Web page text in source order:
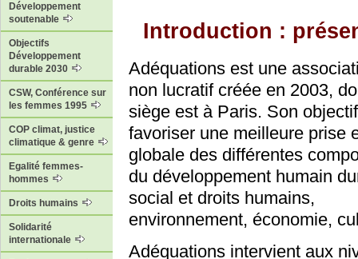
Développement
soutenable
Objectifs
Développement
durable 2030
CSW, Conférence sur
les femmes 1995
COP climat, justice
climatique & genre
Egalité femmes-
hommes
Droits humains
Solidarité
internationale
Introduction :
Adéquations est une
non lucratif créée en 2003,
siège est à Paris. Son
favoriser une meilleure prise
globale des différentes
du développement humain
social et droits humains,
environnement, économie,
Adéquations intervient aux